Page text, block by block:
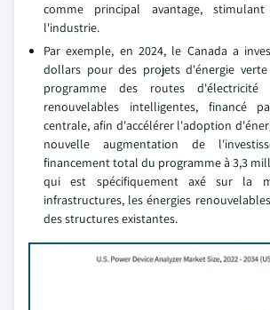
comme principal avantage,
l'industrie.
Par exemple, en 2024, le Canada a
dollars pour des projets d'énergie
programme des routes
renouvelables intelligentes, financé
centrale, afin d'accélérer l'adoption
nouvelle augmentation de
financement total du programme à 3,3
qui est spécifiquement axé sur la
infrastructures, les énergies
des structures existantes.